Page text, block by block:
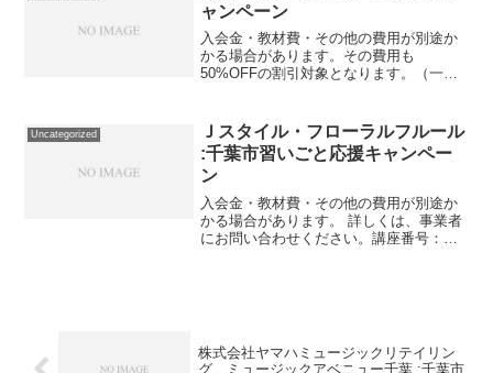
ャンペーン
入会金・教材費・その他の費用が別途か
かる場合があります。その費用も
50%OFFの割引対象となります。（一部
01-01利用期間 2021/01/01〜2021/03/...
Uncategorized
Ｊスタイル・フローラルフルール
:千葉市習いごと応援キャンペー
ン
入会金・教材費・その他の費用が別途か
かる場合があります。 詳しくは、事業者
にお問い合わせください。講座番号：
株式会社ヤマハミュージックリテイリン
グ ミュージックアベニュー千葉 :千葉市